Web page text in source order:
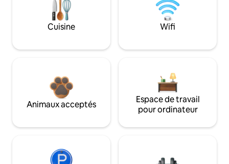
Cuisine Wifi
Animaux acceptés
Espace de travail
pour ordinateur